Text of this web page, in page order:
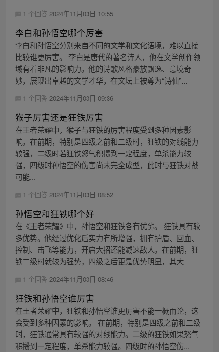
1 个回答 2024年11月03日 10:55
李白和孙悟空哪个厉害
李白和孙悟空分别来自不同的文学和文化语境，难以直接
比较谁更厉害。 李白是唐代的著名诗人，他在文学创作领
域有着非凡的影响力。他的诗歌风格豪放飘逸、意境奇
妙，展现出卓越的文学才华，在文坛上被尊为“诗仙”...
1 个回答 2024年11月03日 09:36
猴子厉害还是狂铁厉害
在王者荣耀中，猴子与狂铁的厉害程度受到多种因素影
响。在前期，特别是四级之前和二级时，狂铁的对线能力
较强，二级时若狂铁怒气积攒到一定程度，单杀能力较
强，四级时孙悟空的伤害尚未完全成型，此时与狂铁对战
可能...
1 个回答 2024年11月03日 08:52
孙悟空和狂铁哪个好
在《王者荣耀》中，孙悟空和狂铁各有优劣。 狂铁具有较
多优势。他经过优化后实力有所增强，拥有护盾、回血、
控制、击飞等能力，开启大招还能减速敌人。在前期，狂
铁二级时就较为强势，四级之后更是优势明显，其大...
1 个回答 2024年11月03日 08:46
狂铁和孙悟空谁厉害
在王者荣耀中，狂铁和孙悟空谁更厉害不能一概而论，这
会受到多种因素的影响。 在前期，特别是四级之前和二级
时，狂铁通常具有较强的对线能力。二级的狂铁如果怒气
积攒到一定程度，单杀能力较强。四级时的孙悟空伤...